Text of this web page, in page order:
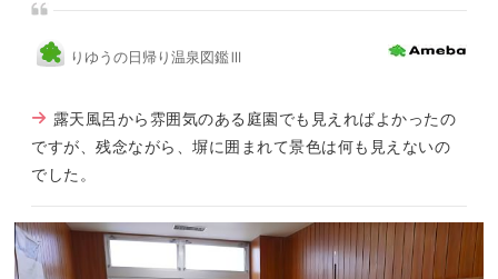
りゆうの日帰り温泉図鑑Ⅲ
露天風呂から雰囲気のある庭園でも見えればよかったの
ですが、残念ながら、塀に囲まれて景色は何も見えないの
でした。